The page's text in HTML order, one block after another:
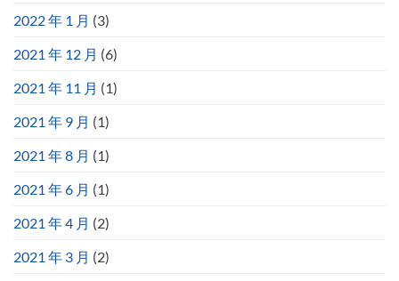
2022 年 1 月 (3)
2021 年 12 月 (6)
2021 年 11 月 (1)
2021 年 9 月 (1)
2021 年 8 月 (1)
2021 年 6 月 (1)
2021 年 4 月 (2)
2021 年 3 月 (2)